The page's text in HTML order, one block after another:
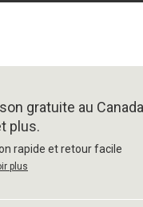
gratuite au
plus.
rapide et retour facile
plus